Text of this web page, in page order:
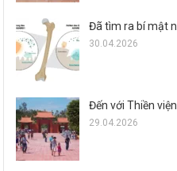
Đã tìm ra bí mật
30.04.2026
Đến với Thiền
29.04.2026